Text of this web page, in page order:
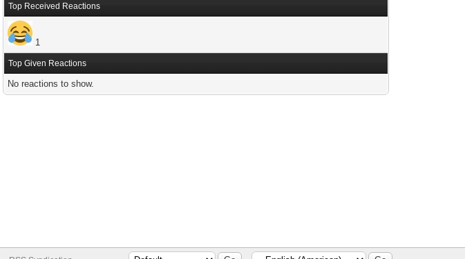
Top Received Reactions
1
Top Given Reactions
No reactions to show.